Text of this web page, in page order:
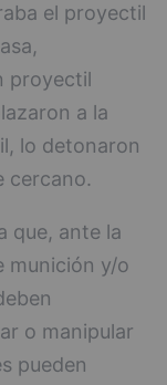
el proyectil
proyectil
a la
lo detonaron
cercano.
que, ante la
munición y/o
o manipular
pueden